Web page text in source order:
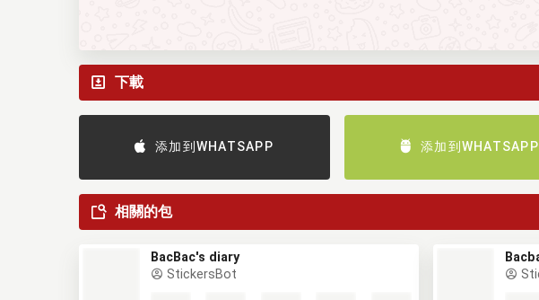
下載
添加到WHATSAPP 添加到WHATSAPP
相關的包
BacBac's diary
StickersBot